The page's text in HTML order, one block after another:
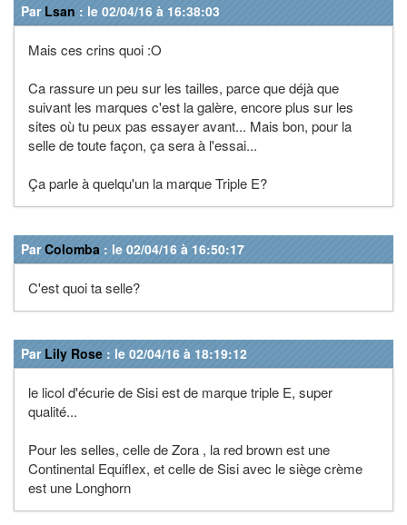
Par Lsan : le 02/04/16 à 16:38:03
Mais ces crins quoi :O
Ca rassure un peu sur les tailles, parce que déjà que
suivant les marques c'est la galère, encore plus sur les
sites où tu peux pas essayer avant... Mais bon, pour la
selle de toute façon, ça sera à l'essai...
Ça parle à quelqu'un la marque Triple E?
ParColomba : le 02/04/16 à 16:50:17
C'est quoi ta selle?
Par Lily Rose : le 02/04/16 à 18:19:12
le licol d'écurie de Sisi est de marque triple E, super
qualité...
Pour les selles, celle de Zora , la red brown est une
Continental Equiflex, et celle de Sisi avec le siège crème
est une Longhorn